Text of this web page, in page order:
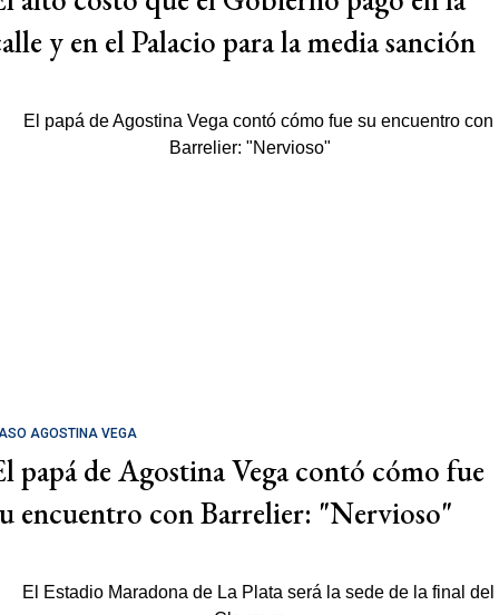
y en el Palacio para la media sanción
AGOSTINA VEGA
papá de Agostina Vega contó cómo fue
encuentro con Barrelier: "Nervioso"